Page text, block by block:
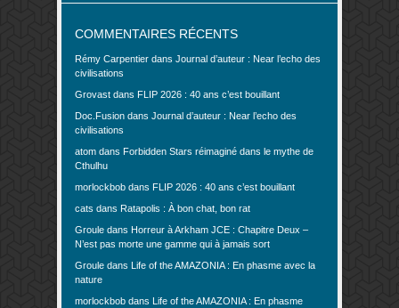
COMMENTAIRES RÉCENTS
Rémy Carpentier dans Journal d’auteur : Near l’echo des
civilisations
Grovast dans FLIP 2026 : 40 ans c’est bouillant
Doc.Fusion dans Journal d’auteur : Near l’echo des
civilisations
atom dans Forbidden Stars réimaginé dans le mythe de
Cthulhu
morlockbob dans FLIP 2026 : 40 ans c’est bouillant
cats dans Ratapolis : À bon chat, bon rat
Groule dans Horreur à Arkham JCE : Chapitre Deux –
N’est pas morte une gamme qui à jamais sort
Groule dans
Life of the AMAZONIA : En phasme avec la
nature
morlockbob dans
Life of the AMAZONIA : En phasme